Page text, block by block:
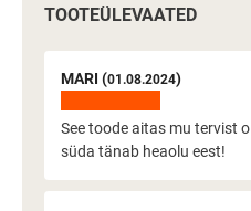
TOOTEÜLEVAATED
MARI (01.08.2024)
See toode aitas mu tervist
süda tänab heaolu eest!